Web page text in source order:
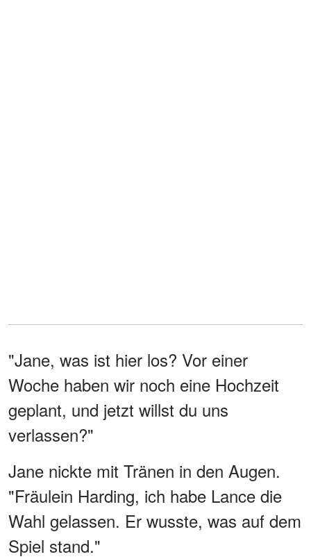
"Jane, was ist hier los? Vor einer
Woche haben wir noch eine Hochzeit
geplant, und jetzt willst du uns
verlassen?"
Jane nickte mit Tränen in den Augen.
"Fräulein Harding, ich habe Lance die
Wahl gelassen. Er wusste, was auf dem
Spiel stand."